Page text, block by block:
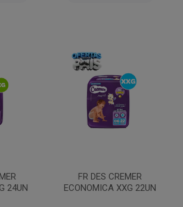
24UN
FR DES CREMER
ECONOMICA XXG 22UN